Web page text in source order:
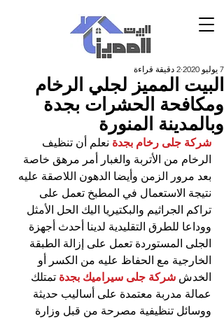
البيت المميز لجلي الرخام
ومكافحة الحشرات بجدة
وبالمدينة المنورة
7 يوليو 2020 2 دقيقة قراءة
شركة جلى رخام بجدة نعلم أن تنظيف
الرخام من الأتربة والغبار أمر مرهق خاصة
بعد مرور الزمن وأيضا الدهون اللاصقة عليه
نتيجة الاستعمال في المطبخ تعمل على
تراكم الجراثيم والبكتيريا اليك الحل الأمثل
ووداعا للطرق التقليدية لدينا أحدث أجهزة
الجلى المستوردة تعمل على إزالة الطبقة
الخارجية مع الحفاظ عليه من الكسر أو
الخدش شركة جلى سيراميك بجدة تمتلك
عمالة مدربة معتمدة على أساليب حديثة
ووسائل تنظيفية مصرحة من قبل وزارة